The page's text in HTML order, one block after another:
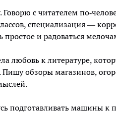
с читателем
специализация —
и радоваться
любовь к литературе,
Пишу обзоры магазинов,
подготавливать машины к